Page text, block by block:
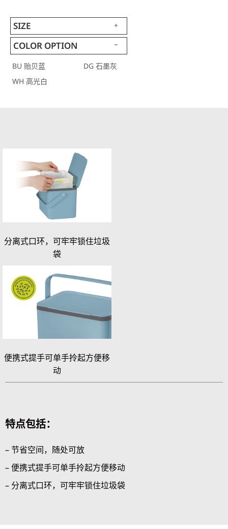
SIZE
COLOR OPTION
BU 贻贝蓝
DG 石墨灰
WH 高光白
分离式口环，可牢牢锁住垃圾
袋
便携式提手可单手拎起方便移
动
特点包括：
– 节省空间，随处可放
– 便携式提手可单手拎起方便移动
– 分离式口环，可牢牢锁住垃圾袋